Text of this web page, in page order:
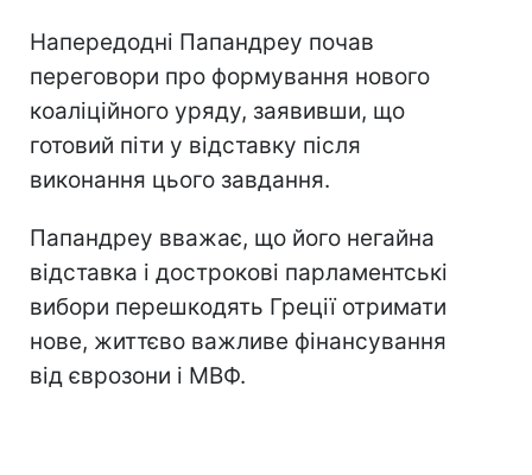
Напередодні Папандреу почав
переговори про формування нового
коаліційного уряду, заявивши, що
готовий піти у відставку після
виконання цього завдання.
Папандреу вважає, що його негайна
відставка і дострокові парламентські
вибори перешкодять Греції отримати
нове, життєво важливе фінансування
від єврозони і МВФ.